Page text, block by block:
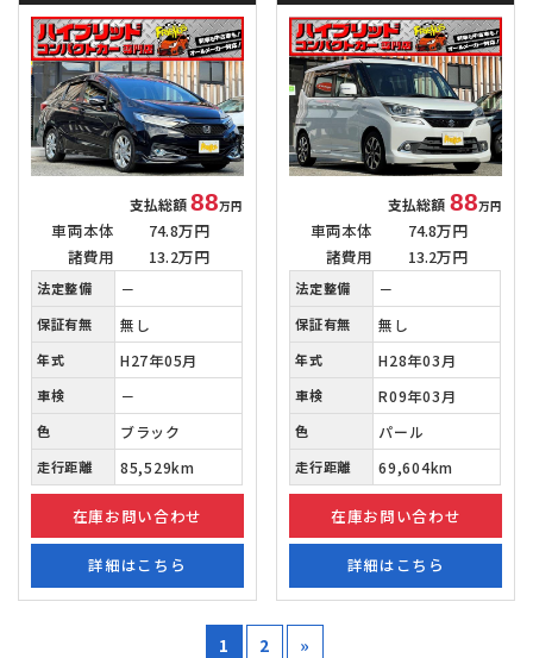
支払総額88万円
車両本体
74.8万円
諸費用
13.2万円
法定整備 －
保証有無 無し
年式 H27年05月
車検 －
色 ブラック
走行距離 85,529km
在庫お問い合わせ
詳細はこちら
支払総額 88万円
車両本体
74.8万円
諸費用
13.2万円
法定整備 －
保証有無 無し
年式 H28年03月
車検 R09年03月
色 パール
走行距離 69,604km
在庫お問い合わせ
詳細はこちら
1 2 »